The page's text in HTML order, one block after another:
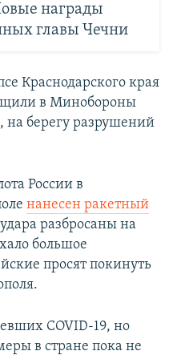
награды
главы Чечни
Краснодарского края
в Минобороны
на берегу разрушений
России в
нанесен ракетный
разбросаны на
большое
просят покинуть
COVID-19, но
в стране пока не